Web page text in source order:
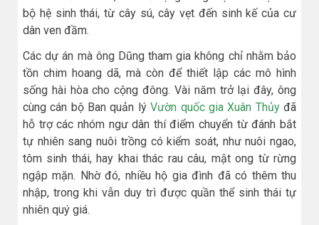
bộ hệ sinh thái, từ cây sú, cây vẹt đến sinh kế của cư
dân ven đầm.
Các dự án mà ông Dũng tham gia không chỉ nhằm bảo
tồn chim hoang dã, mà còn để thiết lập các mô hình
sống hài hòa cho cộng đông. Vài năm trở lại đây, ông
cùng cán bộ Ban quản lýVườn quốc gia Xuân Thủyđã
hỗ trợ các nhóm ngư dân thí điểm chuyển từ đánh bắt
tự nhiên sang nuôi trồng có kiểm soát, như nuôi ngao,
tôm sinh thái, hay khai thác rau câu, mật ong từ rừng
ngập mặn. Nhờ đó, nhiều hộ gia đình đã có thêm thu
nhập, trong khi vẫn duy trì được quần thể sinh thái tự
nhiên quý giá.